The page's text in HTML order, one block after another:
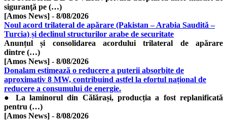
siguranţă pe (…)
[Amos News] - 8/08/2026
Noul acord trilateral de apărare (Pakistan – Arabia Saudită –
Turcia) și declinul structurilor arabe de securitate
​Anunțul și consolidarea acordului trilateral de apărare
dintre (…)
[Amos News] - 8/08/2026
Donalam estimează o reducere a puterii absorbite de
aproximativ 8 MW, contribuind astfel la efortul național de
reducere a consumului de energie.
● La laminorul din Călărași, producția a fost replanificată
pentru (…)
[Amos News] - 8/08/2026